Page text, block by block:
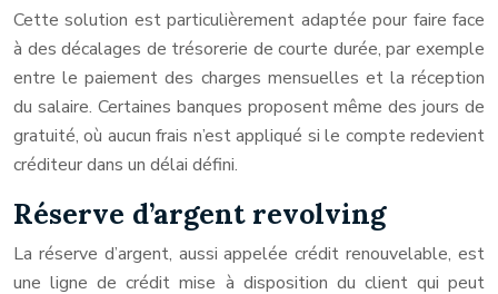
Cette solution est particulièrement adaptée pour faire face
à des décalages de trésorerie de courte durée, par exemple
entre le paiement des charges mensuelles et la réception
du salaire. Certaines banques proposent même des jours de
gratuité, où aucun frais n’est appliqué si le compte redevient
créditeur dans un délai défini.
Réserve d’argent revolving
La réserve d’argent, aussi appelée crédit renouvelable, est
une ligne de crédit mise à disposition du client qui peut